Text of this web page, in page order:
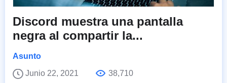
Discord muestra una pantalla
negra al compartir la...
Asunto
Junio 22, 2021
38,710